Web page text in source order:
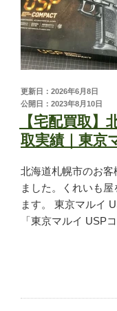
更新日：2026年6月8日
公開日：2023年8月10日
【宅配買取
取実績｜東京
北海道札幌市のお客
ました。くれいも
ます。 東京マルイ
「東京マルイ USP